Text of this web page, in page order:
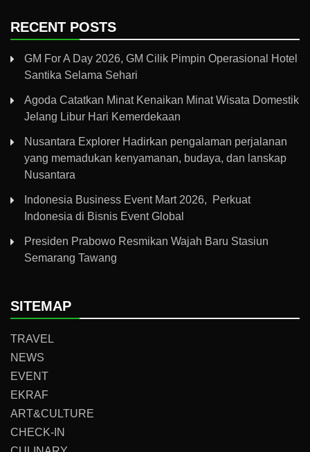
RECENT POSTS
GM For A Day 2026, GM Cilik Pimpin Operasional Hotel
Santika Selama Sehari
Agoda Catatkan Minat Kenaikan Minat Wisata Domestik
Jelang Libur Hari Kemerdekaan
Nusantara Explorer Hadirkan pengalaman perjalanan
yang memadukan kenyamanan, budaya, dan lanskap
Nusantara
Indonesia Business Event Mart 2026, Perkuat
Indonesia di Bisnis Event Global
Presiden Prabowo Resmikan Wajah Baru Stasiun
Semarang Tawang
SITEMAP
TRAVEL
NEWS
EVENT
EKRAF
ART&CULTURE
CHECK-IN